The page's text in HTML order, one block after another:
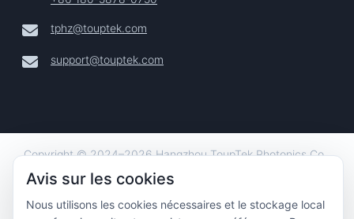
tphz@touptek.com
support@touptek.com
Copyright © 2024–2026 Hangzhou ToupTek Photonics Co.,
Ltd. Tous Droits Réservés |
|
Avis sur les cookies
Nous utilisons les cookies nécessaires et le stockage local